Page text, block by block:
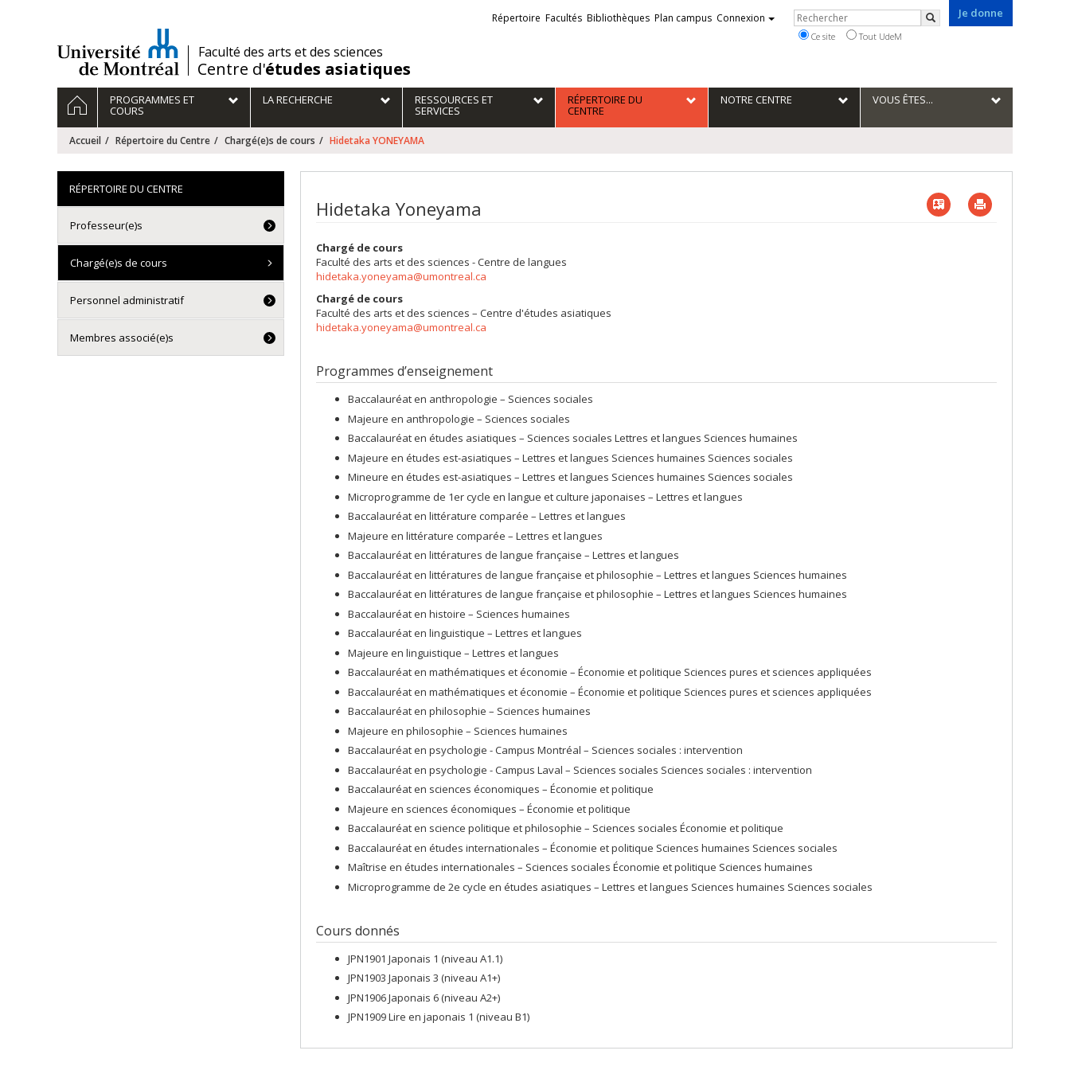
/Faculté des arts et des sciences
Centre d'études asiatiques
Je donne
Liens
externes
Répertoire Facultés Bibliothèques Plan campus Connexion Rechercher
Rechercher
Ce site Tout UdeM
Navigation
principale
ACCUEILPROGRAMMES ET
COURS
LA RECHERCHE RESSOURCES ET
SERVICES
RÉPERTOIRE DU
CENTRE
NOTRE CENTRE VOUS ÊTES...
Accueil Répertoire du Centre Chargé(e)s de cours Hidetaka YONEYAMA
Hidetaka Yoneyama Vcard
Chargé de cours
Faculté des arts et des sciences - Centre de langues
hidetaka.yoneyama@umontreal.ca
Chargé de cours
Faculté des arts et des sciences – Centre d'études asiatiques
hidetaka.yoneyama@umontreal.ca
Programmes d’enseignement
Baccalauréat en anthropologie – Sciences sociales
Majeure en anthropologie – Sciences sociales
Baccalauréat en études asiatiques – Sciences sociales Lettres et langues Sciences humaines
Majeure en études est-asiatiques – Lettres et langues Sciences humaines Sciences sociales
Mineure en études est-asiatiques – Lettres et langues Sciences humaines Sciences sociales
Microprogramme de 1er cycle en langue et culture japonaises – Lettres et langues
Baccalauréat en littérature comparée – Lettres et langues
Majeure en littérature comparée – Lettres et langues
Baccalauréat en littératures de langue française – Lettres et langues
Baccalauréat en littératures de langue française et philosophie – Lettres et langues Sciences humaines
Baccalauréat en littératures de langue française et philosophie – Lettres et langues Sciences humaines
Baccalauréat en histoire – Sciences humaines
Baccalauréat en linguistique – Lettres et langues
Majeure en linguistique – Lettres et langues
Baccalauréat en mathématiques et économie – Économie et politique Sciences pures et sciences appliquées
Baccalauréat en mathématiques et économie – Économie et politique Sciences pures et sciences appliquées
Baccalauréat en philosophie – Sciences humaines
Majeure en philosophie – Sciences humaines
Baccalauréat en psychologie - Campus Montréal – Sciences sociales : intervention
Baccalauréat en psychologie - Campus Laval – Sciences sociales Sciences sociales : intervention
Baccalauréat en sciences économiques – Économie et politique
Majeure en sciences économiques – Économie et politique
Baccalauréat en science politique et philosophie – Sciences sociales Économie et politique
Baccalauréat en études internationales – Économie et politique Sciences humaines Sciences sociales
Maîtrise en études internationales – Sciences sociales Économie et politique Sciences humaines
Microprogramme de 2e cycle en études asiatiques – Lettres et langues Sciences humaines Sciences sociales
Cours donnés
JPN1901 Japonais 1 (niveau A1.1)
JPN1903 Japonais 3 (niveau A1+)
JPN1906 Japonais 6 (niveau A2+)
JPN1909 Lire en japonais 1 (niveau B1)
RÉPERTOIRE DU CENTRE
Professeur(e)s
Chargé(e)s de cours
Personnel administratif
Membres associé(e)s